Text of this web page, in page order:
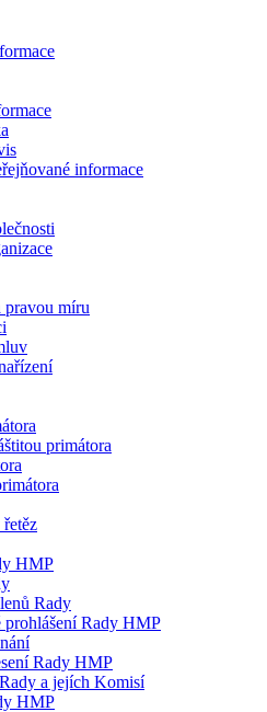
informace
pravou míru
primátora
HMP
Rady
prohlášení Rady HMP
Rady HMP
a jejích Komisí
HMP